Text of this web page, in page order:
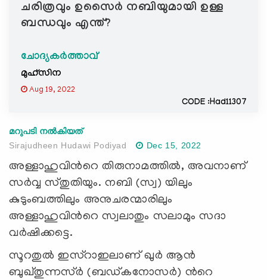
i
o
ചരിത്രവും ഉസെെർ നബിയുമായി ഉള്ള
ബന്ധവും എന്ത്?
ചോദ്യകർത്താവ്
മുഹ്സിന
Aug 19, 2022
CODE :Had11307
മറുപടി നൽകിയത്
Sirajudheen Hudawi Podiyad
Dec 15, 2022
അള്ളാഹുവിന്‍റെ തിരുനാമത്തില്‍, അവനാണ്
സര്‍വ്വ സ്തുതിയും. നബി (സ്വ) യിലും
കുടുംബത്തിലും അനുചരന്മാരിലും
അള്ളാഹുവിന്‍റെ സ്വലാതും സലാമും സദാ
വര്‍ഷിക്കട്ടെ.
സൂറതുല്‍ ഇസ്റാഇലാണ് ഖുര്‍ ആന്‍
ബുഖ്തുന്നസ്‍ര്‍ (ബഡ്കനോസര്‍) ന്‍റെ